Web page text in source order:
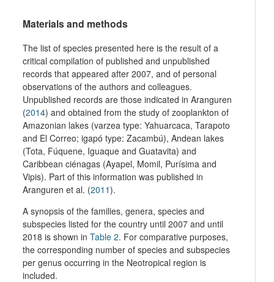
Materials and methods
The list of species presented here is the result of a
critical compilation of published and unpublished
records that appeared after 2007, and of personal
observations of the authors and colleagues.
Unpublished records are those indicated in Aranguren
(2014) and obtained from the study of zooplankton of
Amazonian lakes (varzea type: Yahuarcaca, Tarapoto
and El Correo; igapó type: Zacambú), Andean lakes
(Tota, Fúquene, Iguaque and Guatavita) and
Caribbean ciénagas (Ayapel, Momil, Purísima and
Vipis). Part of this information was published in
Aranguren et al. (2011).
A synopsis of the families, genera, species and
subspecies listed for the country until 2007 and until
2018 is shown in Table 2. For comparative purposes,
the corresponding number of species and subspecies
per genus occurring in the Neotropical region is
included.